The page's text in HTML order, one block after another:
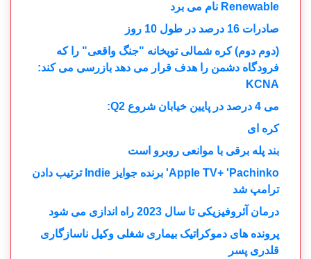
Renewable نام می برد
صادرات 16 درصد در طول 10 روز
(دوم دوم) کره شمالی توپخانه "جنگ واقعی" را که
فرودگاه دشمن را هدف قرار می دهد بازرسی می کند:
KCNA
می 4 درصد در پایین خیابان شروع Q2:
کره ای
بند پله برقی با موانعی روبرو است
Apple TV+ 'Pachinko' برنده جوایز Indie ترتیب دادن
ترامپ شد
درمان آئروفیزیکی تا سال 2023 راه اندازی می شود
پرونده های دموکراتیک بیماری شغلی وکیل ناسازگاری
قلدری پسر